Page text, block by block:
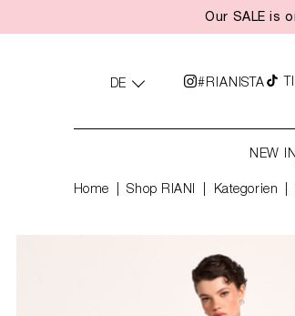
Zur Hauptnavigation springen
Our SALE is
DE #RIANISTA
NEW IN
Home Shop RIANI Kategorien